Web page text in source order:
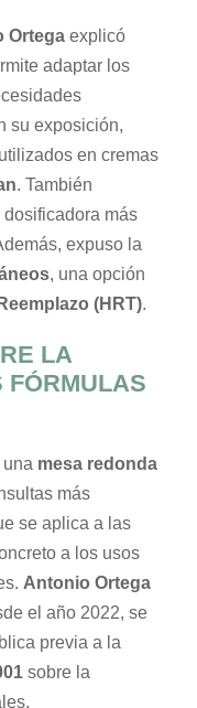
Ortega explicó
adaptar los
su exposición,
en cremas
. También
más
expuso la
, una opción
(HRT).
LA
FÓRMULAS
una mesa redonda
más
se aplica a las
a los usos
Antonio Ortega
el año 2022, se
previa a la
sobre la